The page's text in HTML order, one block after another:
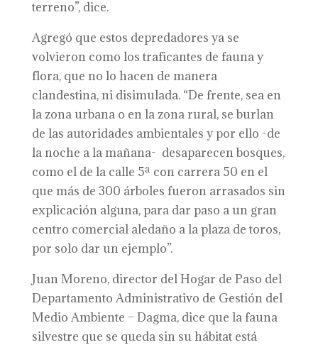
terreno”, dice.
Agregó que estos depredadores ya se
volvieron como los traficantes de fauna y
flora, que no lo hacen de manera
clandestina, ni disimulada. “De frente, sea en
la zona urbana o en la zona rural, se burlan
de las autoridades ambientales y por ello -de
la noche a la mañana- desaparecen bosques,
como el de la calle 5ª con carrera 50 en el
que más de 300 árboles fueron arrasados sin
explicación alguna, para dar paso a un gran
centro comercial aledaño a la plaza de toros,
por solo dar un ejemplo”.
Juan Moreno, director del Hogar de Paso del
Departamento Administrativo de Gestión del
Medio Ambiente – Dagma, dice que la fauna
silvestre que se queda sin su hábitat está